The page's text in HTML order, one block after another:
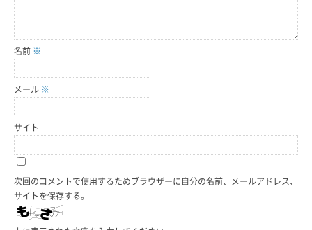
名前 ※
メール ※
サイト
次回のコメントで使用するためブラウザーに自分の名前、メールアドレス、
サイトを保存する。